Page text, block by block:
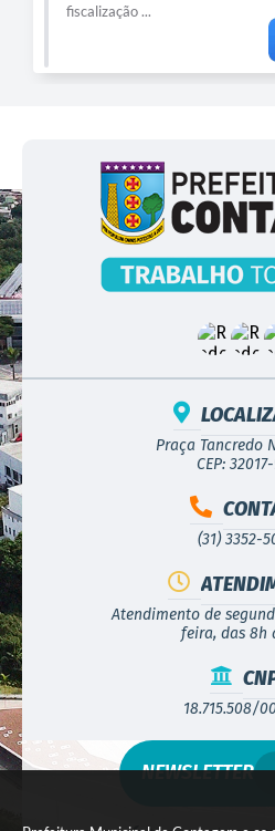
fiscalização ...
Praça Tancredo
CEP:
(31) 3352-
Atendimento de
feira, das 8h
18.715.508/
NEWSLETTER